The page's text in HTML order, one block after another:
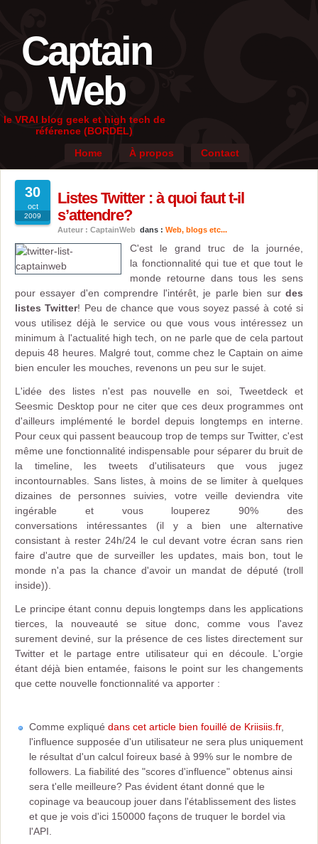
Captain
Web
le VRAI blog geek et high tech de
référence (BORDEL)
Home
À propos Contact
30
oct
2009
Listes Twitter : à quoi faut t-il
s’attendre?
Auteur : CaptainWeb dans : Web, blogs etc...
C'est le grand truc de la journée,
la fonctionnalité qui tue et que tout le
monde retourne dans tous les sens
pour essayer d'en comprendre l'intérêt, je parle bien sur des
listes Twitter! Peu de chance que vous soyez passé à coté si
vous utilisez déjà le service ou que vous vous intéressez un
minimum à l'actualité high tech, on ne parle que de cela partout
depuis 48 heures. Malgré tout, comme chez le Captain on aime
bien enculer les mouches, revenons un peu sur le sujet.
L'idée des listes n'est pas nouvelle en soi, Tweetdeck et
Seesmic Desktop pour ne citer que ces deux programmes ont
d'ailleurs implémenté le bordel depuis longtemps en interne.
Pour ceux qui passent beaucoup trop de temps sur Twitter, c'est
même une fonctionnalité indispensable pour séparer du bruit de
la timeline, les tweets d'utilisateurs que vous jugez
incontournables. Sans listes, à moins de se limiter à quelques
dizaines de personnes suivies, votre veille deviendra vite
ingérable et vous louperez 90% des
conversations intéressantes (il y a bien une alternative
consistant à rester 24h/24 le cul devant votre écran sans rien
faire d'autre que de surveiller les updates, mais bon, tout le
monde n'a pas la chance d'avoir un mandat de député (troll
inside)).
Le principe étant connu depuis longtemps dans les applications
tierces, la nouveauté se situe donc, comme vous l'avez
surement deviné, sur la présence de ces listes directement sur
Twitter et le partage entre utilisateur qui en découle. L'orgie
étant déjà bien entamée, faisons le point sur les changements
que cette nouvelle fonctionnalité va apporter :
Comme expliqué dans cet article bien fouillé de Kriisiis.fr,
l'influence supposée d'un utilisateur ne sera plus uniquement
le résultat d'un calcul foireux basé à 99% sur le nombre de
followers. La fiabilité des "scores d'influence" obtenus ainsi
sera t'elle meilleure? Pas évident étant donné que le
copinage va beaucoup jouer dans l'établissement des listes
et que je vois d'ici 150000 façons de truquer le bordel via
l'API.